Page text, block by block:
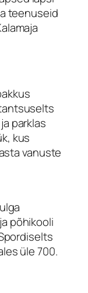
teenuseid
parklas
kus
vanuste
põhikooli
üle 700.